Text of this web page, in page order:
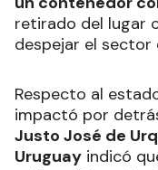
retirado del lugar
despejar el sector
Respecto al
impactó por
Justo José de
Uruguay indicó